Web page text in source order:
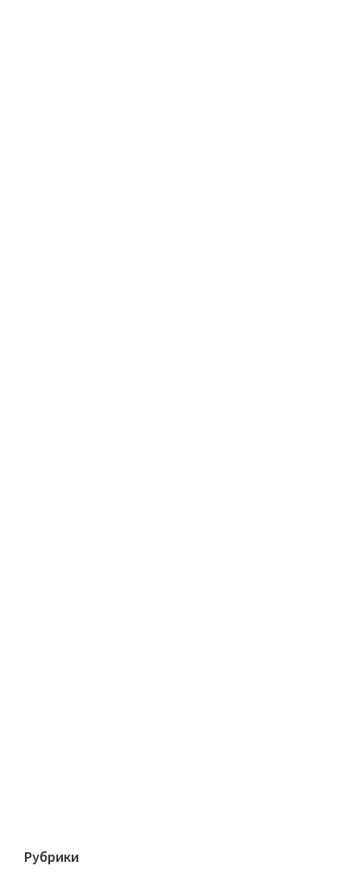
Рубрики